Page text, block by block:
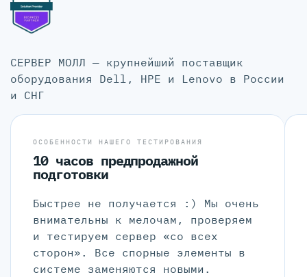
СЕРВЕР МОЛЛ — крупнейший поставщик
оборудования Dell, HPE и Lenovo в России
и СНГ
ОСОБЕННОСТИ НАШЕГО ТЕСТИРОВАНИЯ
10 часов предпродажной
подготовки
Быстрее не получается :) Мы очень
внимательны к мелочам, проверяем
и тестируем сервер «со всех
сторон». Все спорные элементы в
системе заменяются новыми.